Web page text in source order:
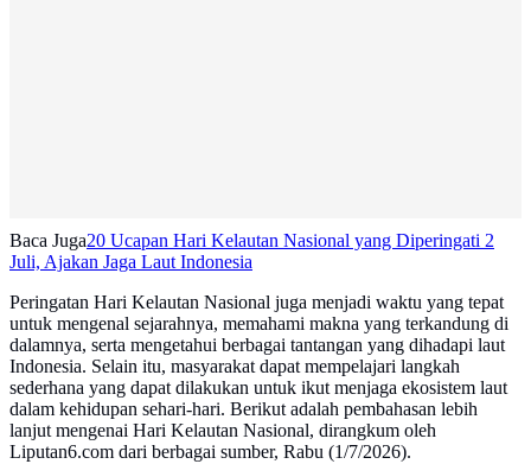
Baca Juga20 Ucapan Hari Kelautan Nasional yang Diperingati 2
Juli, Ajakan Jaga Laut Indonesia
Peringatan Hari Kelautan Nasional juga menjadi waktu yang tepat
untuk mengenal sejarahnya, memahami makna yang terkandung di
dalamnya, serta mengetahui berbagai tantangan yang dihadapi laut
Indonesia. Selain itu, masyarakat dapat mempelajari langkah
sederhana yang dapat dilakukan untuk ikut menjaga ekosistem laut
dalam kehidupan sehari-hari. Berikut adalah pembahasan lebih
lanjut mengenai Hari Kelautan Nasional, dirangkum oleh
Liputan6.com dari berbagai sumber, Rabu (1/7/2026).